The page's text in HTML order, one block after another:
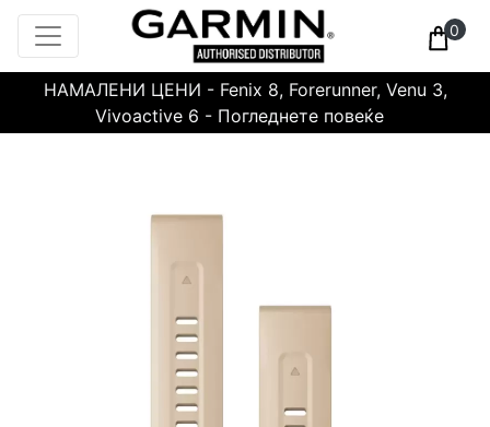
0
НАМАЛЕНИ ЦЕНИ - Fenix 8, Forerunner, Venu 3,
Vivoactive 6 - Погледнете повеќе